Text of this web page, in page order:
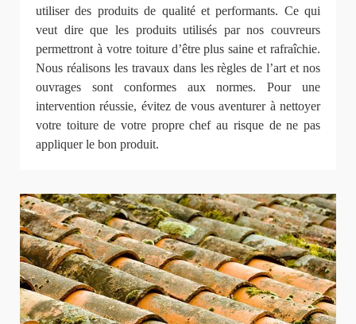
utiliser des produits de qualité et performants. Ce qui
veut dire que les produits utilisés par nos couvreurs
permettront à votre toiture d’être plus saine et rafraîchie.
Nous réalisons les travaux dans les règles de l’art et nos
ouvrages sont conformes aux normes. Pour une
intervention réussie, évitez de vous aventurer à nettoyer
votre toiture de votre propre chef au risque de ne pas
appliquer le bon produit.